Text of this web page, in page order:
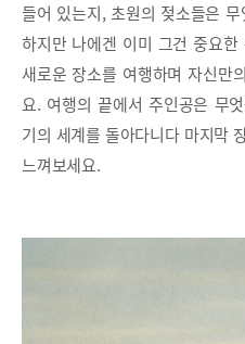
들어 있는지, 초원의 젖소들은
하지만 나에겐 이미 그건 중요
새로운 장소를 여행하며 자신만
요. 여행의 끝에서 주인공은 무
기의 세계를 돌아다니다 마지막
느껴보세요.